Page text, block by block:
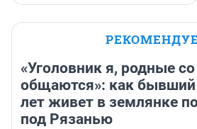
«Уголовник я, родные
общаются»: как бывший
лет живет в землянке
под Рязанью